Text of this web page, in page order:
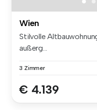
Wien
Stilvolle
außerg...
3 Zimmer
€ 4.139